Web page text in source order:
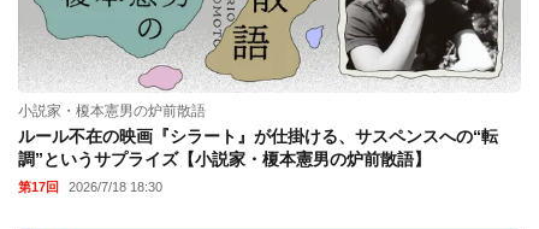
小説家・榎本憲男の炉前散語
ルール不在の映画『シラート』が仕掛ける、サスペンスへの“転
調”というサプライズ【小説家・榎本憲男の炉前散語】
第17回 2026/7/18 18:30